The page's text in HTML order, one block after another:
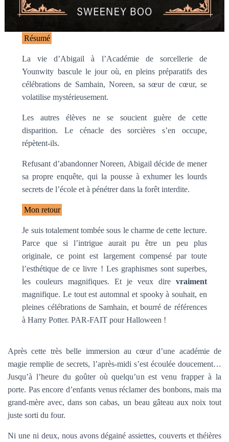
Résumé
La vie d’Abigail à l’Académie de sorcellerie de
Younwity bascule le jour où, en pleins préparatifs des
célébrations de Samhain, Noreen, sa sœur de cœur, se
volatilise mystérieusement.
Les autres élèves ne se soucient guère de cette
disparition. Le cénacle des sorcières s’en occupe,
répètent-ils.
Refusant d’abandonner Noreen, Abigail décide de mener
sa propre enquête, qui la pousse à exhumer les lourds
secrets de l’école et à pénétrer dans la forêt interdite.
Mon retour
Je suis totalement tombée sous le charme de cette lecture.
Parce que si l’intrigue aurait pu être un peu plus
originale, ce point est largement compensé par toute
l’esthétique de ce livre ! Les graphismes sont superbes,
les couleurs magnifiques. Et je veux dire vraiment
magnifique. Le tout est automnal et spooky à souhait, en
pleines célébrations de Samhain, et bourré de références
à Harry Potter. PAR-FAIT pour Halloween !
Après cette très belle immersion au cœur d’une académie de
magie remplie de secrets, l’après-midi s’est écoulée doucement…
Jusqu’à l’heure du goûter où quelqu’un est venu frapper à la
porte. Pas encore d’enfants venus réclamer des bonbons, mais ma
grand-mère avec, dans son cabas, un beau gâteau aux noix tout
juste sorti du four.
Ni une ni deux, nous avons dégainé assiettes, couverts et théières